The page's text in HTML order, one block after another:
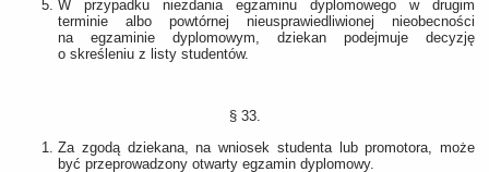
W przypadku niezdania egzaminu dyplomowego w drugim
terminie albo powtórnej nieusprawiedliwionej nieobecności
na egzaminie dyplomowym, dziekan podejmuje decyzję
o skreśleniu z listy studentów.
§ 33.
Za zgodą dziekana, na wniosek studenta lub promotora, może
być przeprowadzony otwarty egzamin dyplomowy.